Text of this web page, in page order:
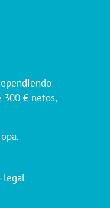
€ netos,
legal